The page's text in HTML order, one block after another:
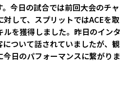
今日の試合では前回大会のチャ
対して、スプリットではACEを取
ルを獲得しました。昨日のインタ
について話されていましたが、観
日のパフォーマンスに繋がりま